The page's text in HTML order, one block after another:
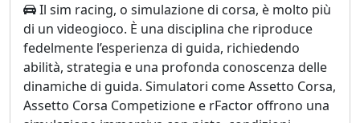
Il sim racing, o simulazione di corsa, è molto più
di un videogioco. È una disciplina che riproduce
fedelmente l’esperienza di guida, richiedendo
abilità, strategia e una profonda conoscenza delle
dinamiche di guida. Simulatori come Assetto Corsa,
Assetto Corsa Competizione e rFactor offrono una